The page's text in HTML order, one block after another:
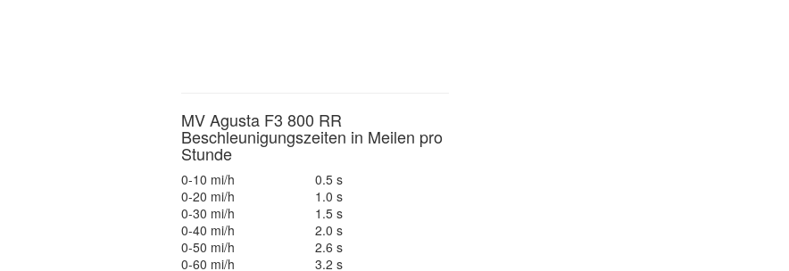
MV Agusta F3 800 RR
Beschleunigungszeiten in Meilen pro
Stunde
0-10 mi/h
0.5 s
0-20 mi/h
1.0 s
0-30 mi/h
1.5 s
0-40 mi/h
2.0 s
0-50 mi/h
2.6 s
0-60 mi/h
3.2 s